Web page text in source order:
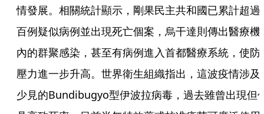
情發展。相關統計顯示，剛果民主共和國已累計超過
百例疑似病例並出現死亡個案，烏干達則傳出醫療機
內的群聚感染，甚至有病例進入首都醫療系統，使防
壓力進一步升高。世界衛生組織指出，這波疫情涉及
少見的Bundibugyo型伊波拉病毒，過去雖曾出現但